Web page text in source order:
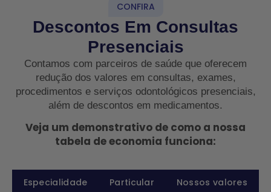
CONFIRA
Descontos Em Consultas
Presenciais
Contamos com parceiros de saúde que oferecem
redução dos valores em consultas, exames,
procedimentos e serviços odontológicos presenciais,
além de descontos em medicamentos.
Veja um demonstrativo de como a nossa
tabela de economia funciona:
Especialidade Particular Nossos valores